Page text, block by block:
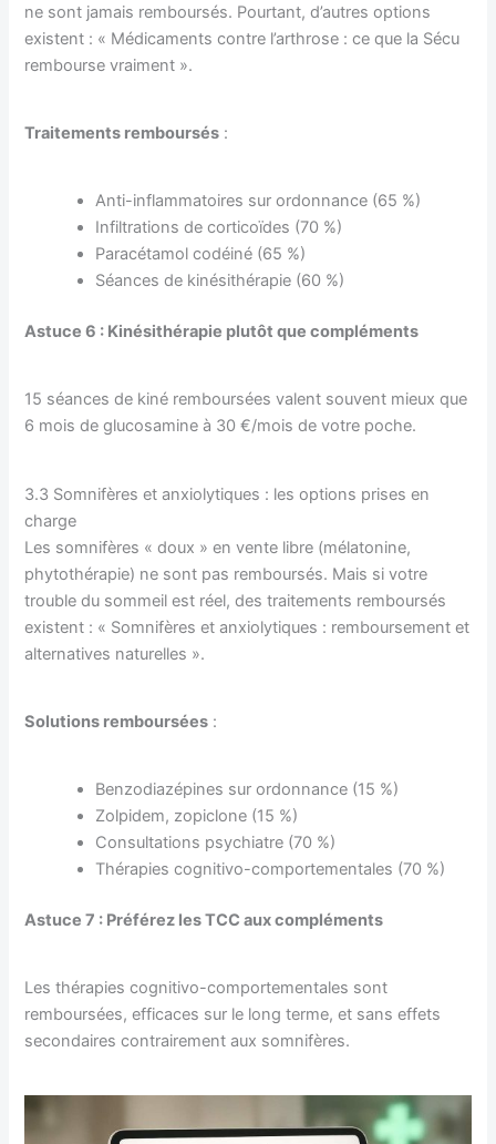
ne sont jamais remboursés. Pourtant, d’autres options
existent : « Médicaments contre l’arthrose : ce que la Sécu
rembourse vraiment ».
Traitements remboursés :
Anti-inflammatoires sur ordonnance (65 %)
Infiltrations de corticoïdes (70 %)
Paracétamol codéiné (65 %)
Séances de kinésithérapie (60 %)
Astuce 6 : Kinésithérapie plutôt que compléments
15 séances de kiné remboursées valent souvent mieux que
6 mois de glucosamine à 30 €/mois de votre poche.
3.3 Somnifères et anxiolytiques : les options prises en
charge
Les somnifères « doux » en vente libre (mélatonine,
phytothérapie) ne sont pas remboursés. Mais si votre
trouble du sommeil est réel, des traitements remboursés
existent : « Somnifères et anxiolytiques : remboursement et
alternatives naturelles ».
Solutions remboursées :
Benzodiazépines sur ordonnance (15 %)
Zolpidem, zopiclone (15 %)
Consultations psychiatre (70 %)
Thérapies cognitivo-comportementales (70 %)
Astuce 7 : Préférez les TCC aux compléments
Les thérapies cognitivo-comportementales sont
remboursées, efficaces sur le long terme, et sans effets
secondaires contrairement aux somnifères.